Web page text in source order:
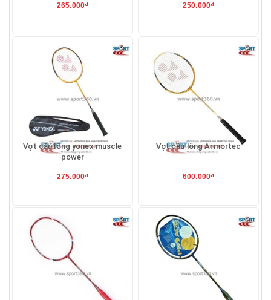
265.000₫ 250.000₫
Vợt cầu lông yonex muscle
power
275.000₫
Vợt cầu lông Armortec
600.000₫